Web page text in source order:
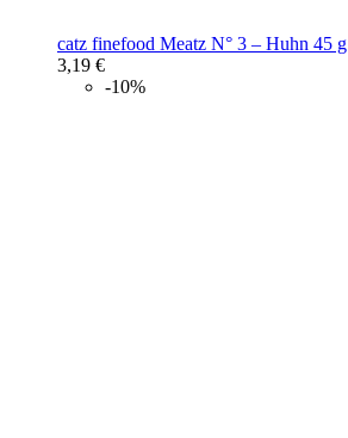
catz finefood Meatz N° 3 – Huhn 45 g
3,19 €
-10%